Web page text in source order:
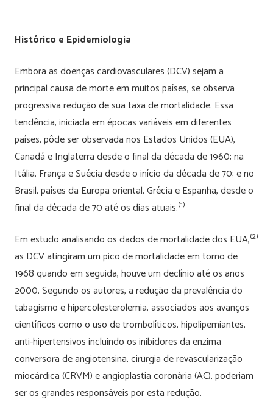
Histórico e Epidemiologia
Embora as doenças cardiovasculares (DCV) sejam a
principal causa de morte em muitos países, se observa
progressiva redução de sua taxa de mortalidade. Essa
tendência, iniciada em épocas variáveis em diferentes
países, pôde ser observada nos Estados Unidos (EUA),
Canadá e Inglaterra desde o final da década de 1960; na
Itália, França e Suécia desde o início da década de 70; e no
Brasil, países da Europa oriental, Grécia e Espanha, desde o
final da década de 70 até os dias atuais.(1)
Em estudo analisando os dados de mortalidade dos EUA,(2)
as DCV atingiram um pico de mortalidade em torno de
1968 quando em seguida, houve um declínio até os anos
2000. Segundo os autores, a redução da prevalência do
tabagismo e hipercolesterolemia, associados aos avanços
científicos como o uso de trombolíticos, hipolipemiantes,
anti-hipertensivos incluindo os inibidores da enzima
conversora de angiotensina, cirurgia de revascularização
miocárdica (CRVM) e angioplastia coronária (AC), poderiam
ser os grandes responsáveis por esta redução.